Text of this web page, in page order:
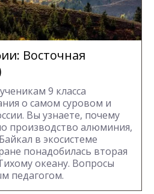
Восточная
9 класса
о самом суровом и
Вы узнаете, почему
производство алюминия,
в экосистеме
понадобилась вторая
океану. Вопросы
педагогом.